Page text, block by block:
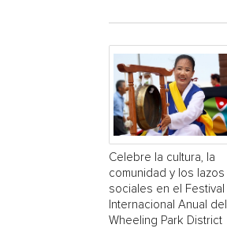
Celebre la cultura, la
comunidad y los lazos
sociales en el Festival
Internacional Anual del
Wheeling Park District